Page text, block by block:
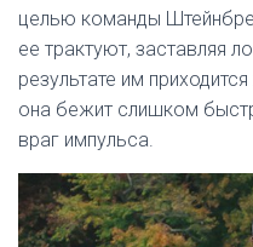
целью команды
ее трактуют, заставляя
результате им
она бежит слишком
враг импульса.